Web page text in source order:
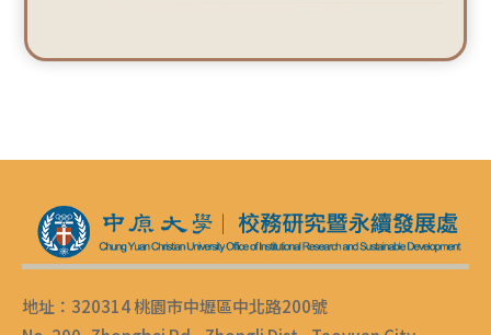
地址：320314 桃園市中壢區中北路200號